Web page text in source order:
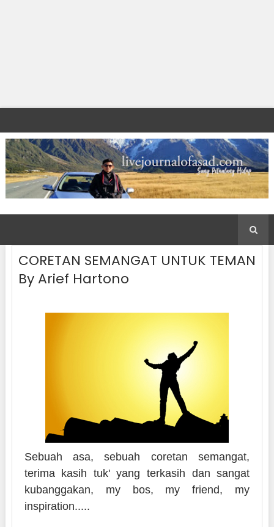
CORETAN SEMANGAT UNTUK TEMAN
By Arief Hartono
Sebuah asa, sebuah coretan semangat,
terima kasih tuk' yang terkasih dan sangat
kubanggakan, my bos, my friend, my
inspiration.....